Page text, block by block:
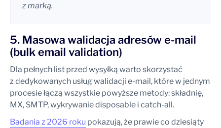
z marką.
5. Masowa walidacja adresów e-mail
(bulk email validation)
Dla pełnych list przed wysyłką warto skorzystać
z dedykowanych usług walidacji e-mail, które w jednym
procesie łączą wszystkie powyższe metody: składnię,
MX, SMTP, wykrywanie disposable i catch-all.
Badania z 2026 roku pokazują, że prawie co dziesiąty